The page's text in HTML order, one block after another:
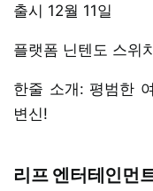
출시 12월 11일
플랫폼 닌텐도 스위
한줄 소개: 평범한
변신!
리프 엔터테인먼